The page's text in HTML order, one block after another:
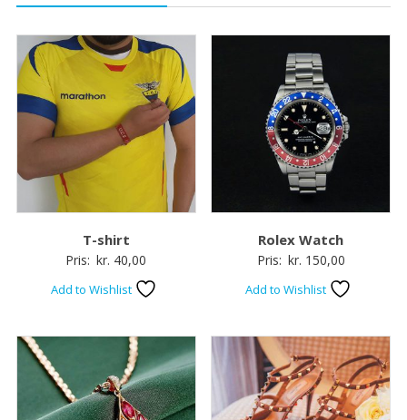
T-shirt
Pris: kr. 40,00
Add to Wishlist
Rolex Watch
Pris: kr. 150,00
Add to Wishlist